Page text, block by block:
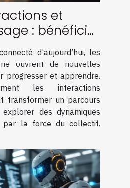
et
: bénéficier
en
ligned’aujourd’hui, les
ouvrent de nouvelles
progresser et apprendre.
les interactions
transformer un parcours
des dynamiques
par la force du collectif.